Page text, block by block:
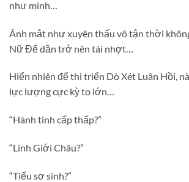
như mình…
Ánh mắt như xuyên thấu vô tận thời
Nữ Đế dần trở nên tái nhợt…
Hiển nhiên để thi triển Dò Xét Luân Hồi,
lực lượng cực kỳ to lớn…
“Hành tinh cấp thấp?”
“Linh Giới Châu?”
“Tiểu sơ sinh?”